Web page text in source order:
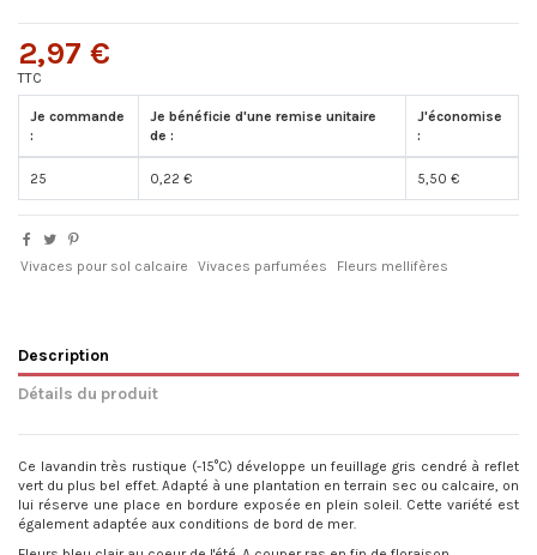
2,97 €
TTC
Je commande
:
Je bénéficie d'une remise unitaire
de :
J'économise
:
25 0,22 € 5,50 €
Vivaces pour sol calcaire Vivaces parfumées Fleurs mellifères
Description
Détails du produit
Ce lavandin très rustique (-15°C) développe un feuillage gris cendré à reflet
vert du plus bel effet. Adapté à une plantation en terrain sec ou calcaire, on
lui réserve une place en bordure exposée en plein soleil. Cette variété est
également adaptée aux conditions de bord de mer.